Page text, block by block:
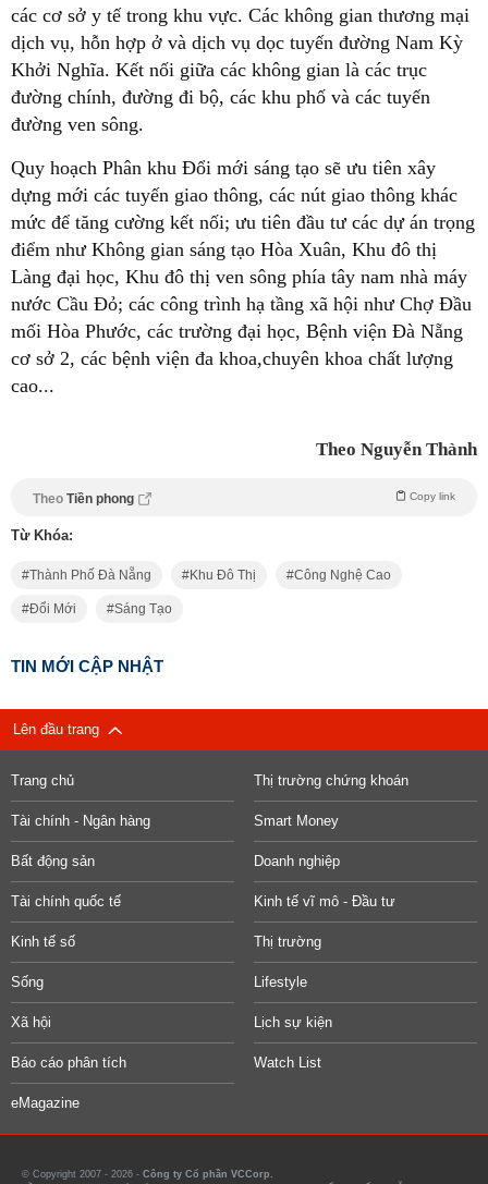
các cơ sở y tế trong khu vực. Các không gian thương mại
dịch vụ, hỗn hợp ở và dịch vụ dọc tuyến đường Nam Kỳ
Khởi Nghĩa. Kết nối giữa các không gian là các trục
đường chính, đường đi bộ, các khu phố và các tuyến
đường ven sông.
Quy hoạch Phân khu Đổi mới sáng tạo sẽ ưu tiên xây
dựng mới các tuyến giao thông, các nút giao thông khác
mức để tăng cường kết nối; ưu tiên đầu tư các dự án trọng
điểm như Không gian sáng tạo Hòa Xuân, Khu đô thị
Làng đại học, Khu đô thị ven sông phía tây nam nhà máy
nước Cầu Đỏ; các công trình hạ tầng xã hội như Chợ Đầu
mối Hòa Phước, các trường đại học, Bệnh viện Đà Nẵng
cơ sở 2, các bệnh viện đa khoa,chuyên khoa chất lượng
cao...
Theo Nguyễn Thành
Theo Tiền phong Copy link
Từ Khóa:
Thành Phố Đà Nẵng Khu Đô Thị Công Nghệ Cao
Đổi Mới Sáng Tạo
TIN MỚI CẬP NHẬT
Lên đầu trang
Trang chủ Thị trường chứng khoán
Tài chính - Ngân hàng Smart Money
Bất động sản Doanh nghiệp
Tài chính quốc tế Kinh tế vĩ mô - Đầu tư
Kinh tế số Thị trường
Sống Lifestyle
Xã hội Lịch sự kiện
Báo cáo phân tích Watch List
eMagazine
© Copyright 2007 - 2026 - Công ty Cổ phần VCCorp.